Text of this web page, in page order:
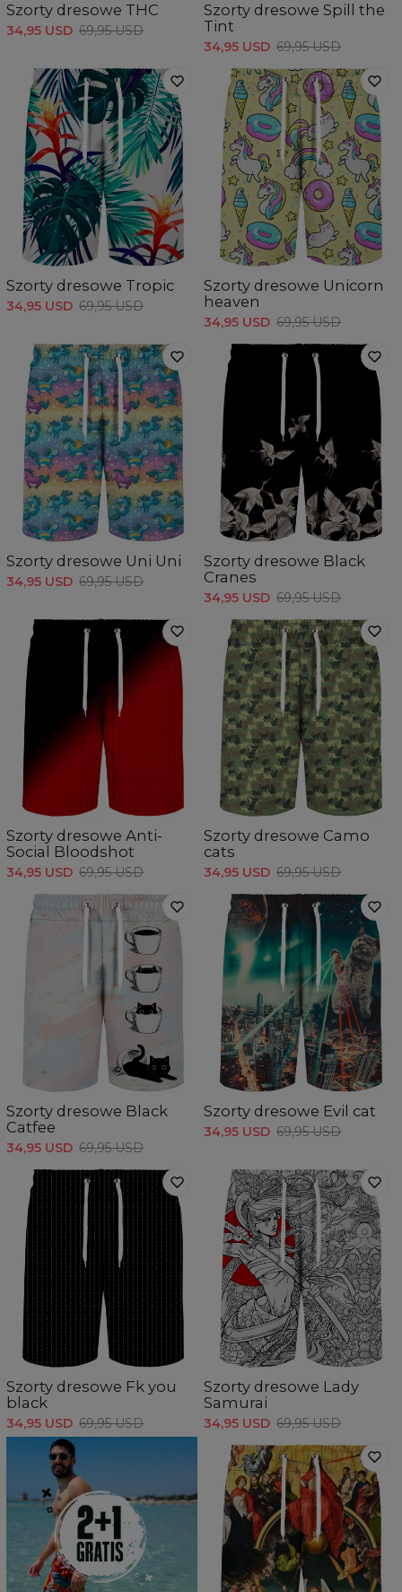
Szorty dresowe THC
34,95 USD 69,95 USD
Szorty dresowe Spill the
Tint
34,95 USD 69,95 USD
Szorty dresowe Tropic
34,95 USD 69,95 USD
Szorty dresowe Unicorn
heaven
34,95 USD 69,95 USD
Szorty dresowe Uni Uni
34,95 USD 69,95 USD
Szorty dresowe Black
Cranes
34,95 USD 69,95 USD
Szorty dresowe Anti-
Social Bloodshot
34,95 USD 69,95 USD
Szorty dresowe Camo
cats
34,95 USD 69,95 USD
Szorty dresowe Black
Catfee
34,95 USD 69,95 USD
Szorty dresowe Evil cat
34,95 USD 69,95 USD
Szorty dresowe Fk you
black
34,95 USD 69,95 USD
Szorty dresowe Lady
Samurai
34,95 USD 69,95 USD